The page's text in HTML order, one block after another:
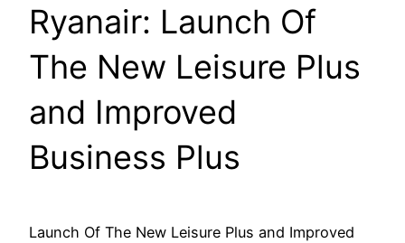
Ryanair: Launch Of
The New Leisure Plus
and Improved
Business Plus
Launch Of The New Leisure Plus and Improved